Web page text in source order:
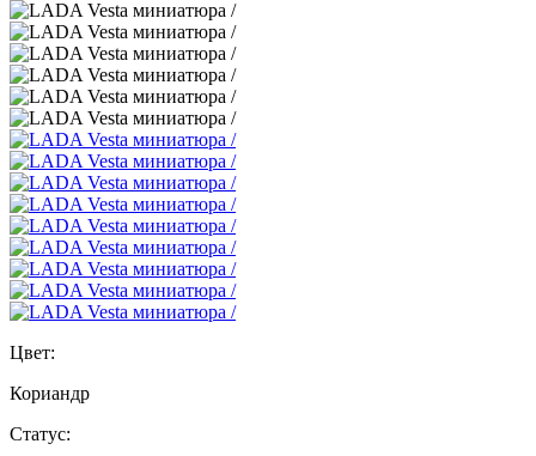
Цвет:
Кориандр
Статус: